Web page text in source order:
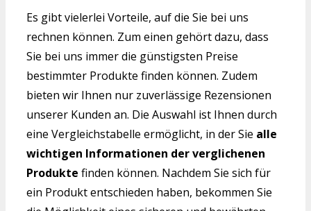
Es gibt vielerlei Vorteile, auf die Sie bei uns
rechnen können. Zum einen gehört dazu, dass
Sie bei uns immer die günstigsten Preise
bestimmter Produkte finden können. Zudem
bieten wir Ihnen nur zuverlässige Rezensionen
unserer Kunden an. Die Auswahl ist Ihnen durch
eine Vergleichstabelle ermöglicht, in der Sie alle
wichtigen Informationen der verglichenen
Produkte finden können. Nachdem Sie sich für
ein Produkt entschieden haben, bekommen Sie